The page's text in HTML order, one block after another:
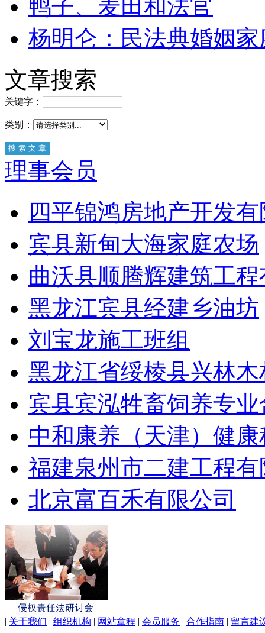
鸭子、麦田和法官
杨明仑：民法典婚姻
文章搜索
关键字：
类别：
理事会员
四平锦鸿房地产开发
宾县新甸大海家庭农场
曲沃县顺腾辉建筑工
黑龙江宾县经建乡油坊
刘宝龙施工班组
黑龙江省绥棱县兴林
宾县宾泓牲畜饲养专
中和康养（天津）健
福建泉州市二建工程
北京富百禾有限公司
| 关于我们 | 组织机构 | 网站章程 | 会员服务 | 合作指南 | 留言建